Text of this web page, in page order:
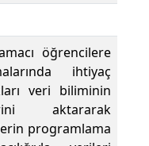
öğrencilere
ihtiyaç
veri biliminin
aktararak
programlama